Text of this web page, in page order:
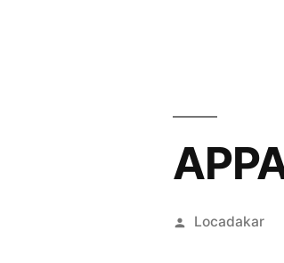
Publié
Locadakar